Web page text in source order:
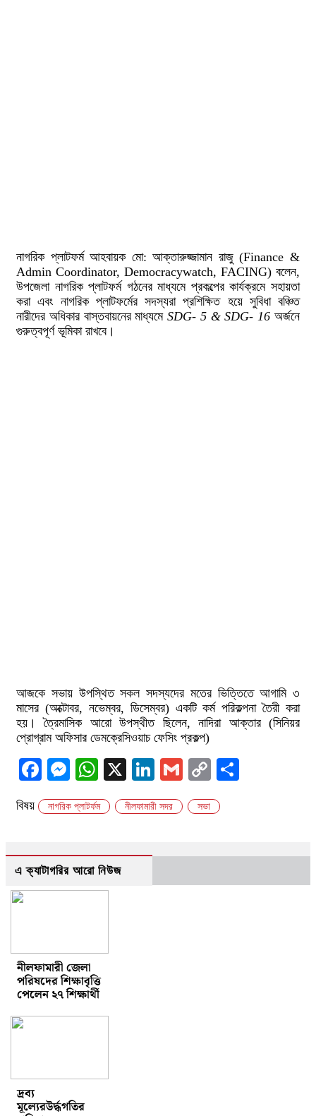
নাগরিক প্লাটফর্ম আহবায়ক মো: আক্তারুজ্জামান রাজু (Finance &
Admin Coordinator, Democracywatch, FACING) বলেন,
উপজেলা নাগরিক প্লাটফর্ম গঠনের মাধ্যমে প্রকল্পের কার্যক্রমে সহায়তা
করা এবং নাগরিক প্লাটফর্মের সদস্যরা প্রশিক্ষিত হয়ে সুবিধা বঞ্চিত
নারীদের অধিকার বাস্তবায়নের মাধ্যমেSDG- 5 & SDG- 16অর্জনে
গুরুত্বপূর্ণ ভূমিকা রাখবে।
আজকে সভায় উপস্থিত সকল সদস্যদের মতের ভিত্তিতে আগামি ৩
মাসের (অক্টোবর, নভেম্বর, ডিসেম্বর) একটি কর্ম পরিকল্পনা তৈরী করা
হয়। ত্রৈমাসিক আরো উপস্থীত ছিলেন, নাদিরা আক্তার (সিনিয়র
প্রোগ্রাম অফিসার ডেমক্রেসিওয়াচ ফেসিং প্রকল্প)
Facebook
Messenger
WhatsApp
X LinkedIn
GmailCopy
বিষয় নাগরিক প্লাটর্ফম নীলফামারী সদর সভা
এ ক্যাটাগরির আরো নিউজ
নীলফামারী জেলা
পরিষদের শিক্ষাবৃত্তি
পেলেন ২৭ শিক্ষার্থী
দ্রব্য
মূল্যেরউর্দ্ধগতির